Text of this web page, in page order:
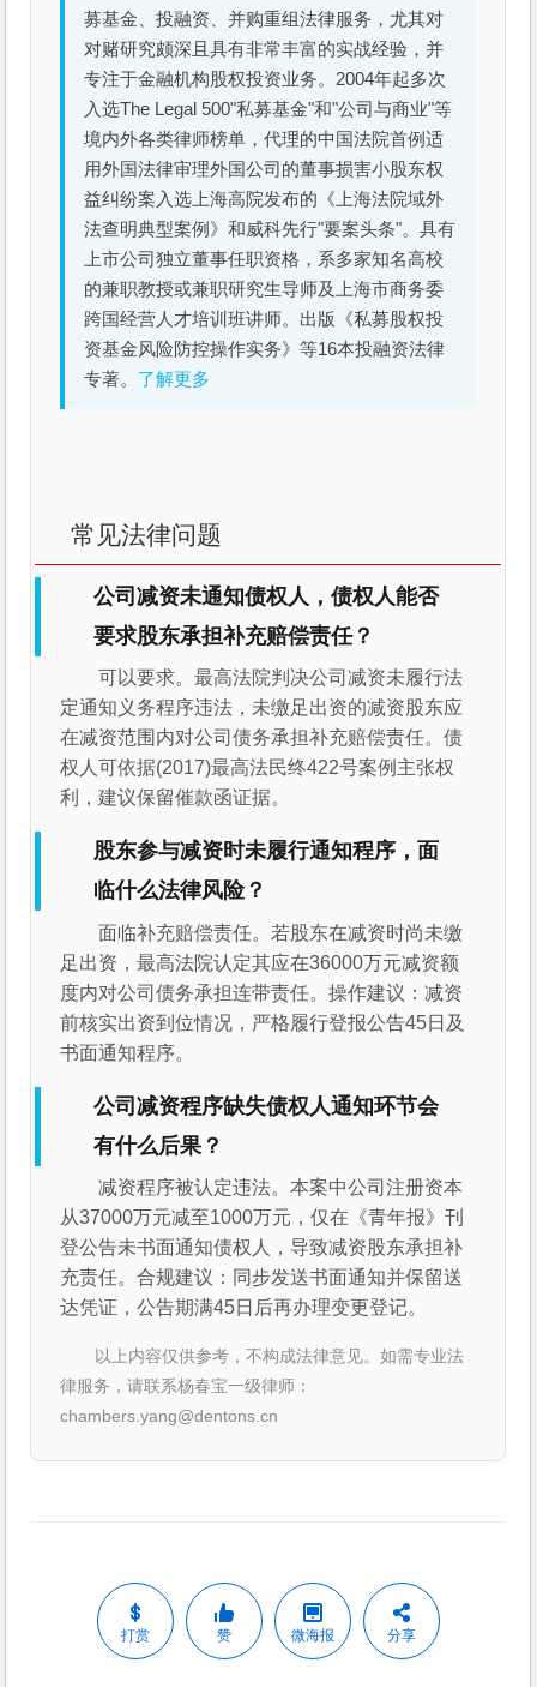
募基金、投融资、并购重组法律服务，尤其对
对赌研究颇深且具有非常丰富的实战经验，并
专注于金融机构股权投资业务。2004年起多次
入选The Legal 500"私募基金"和"公司与商业"等
境内外各类律师榜单，代理的中国法院首例适
用外国法律审理外国公司的董事损害小股东权
益纠纷案入选上海高院发布的《上海法院域外
法查明典型案例》和威科先行"要案头条"。具有
上市公司独立董事任职资格，系多家知名高校
的兼职教授或兼职研究生导师及上海市商务委
跨国经营人才培训班讲师。出版《私募股权投
资基金风险防控操作实务》等16本投融资法律
专著。 了解更多
常见法律问题
公司减资未通知债权人，债权人能否
要求股东承担补充赔偿责任？
可以要求。最高法院判决公司减资未履行法
定通知义务程序违法，未缴足出资的减资股东应
在减资范围内对公司债务承担补充赔偿责任。债
权人可依据(2017)最高法民终422号案例主张权
利，建议保留催款函证据。
股东参与减资时未履行通知程序，面
临什么法律风险？
面临补充赔偿责任。若股东在减资时尚未缴
足出资，最高法院认定其应在36000万元减资额
度内对公司债务承担连带责任。操作建议：减资
前核实出资到位情况，严格履行登报公告45日及
书面通知程序。
公司减资程序缺失债权人通知环节会
有什么后果？
减资程序被认定违法。本案中公司注册资本
从37000万元减至1000万元，仅在《青年报》刊
登公告未书面通知债权人，导致减资股东承担补
充责任。合规建议：同步发送书面通知并保留送
达凭证，公告期满45日后再办理变更登记。
以上内容仅供参考，不构成法律意见。如需专业法
律服务，请联系杨春宝一级律师：
chambers.yang@dentons.cn
打赏 赞 微海报 分享